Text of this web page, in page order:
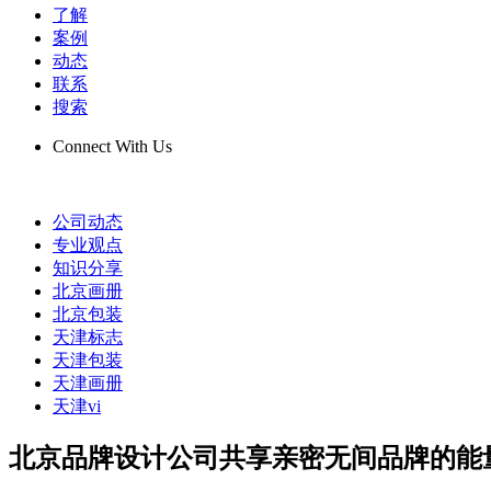
了解
案例
动态
联系
搜索
Connect With Us
公司动态
专业观点
知识分享
北京画册
北京包装
天津标志
天津包装
天津画册
天津vi
北京品牌设计公司共享亲密无间品牌的能